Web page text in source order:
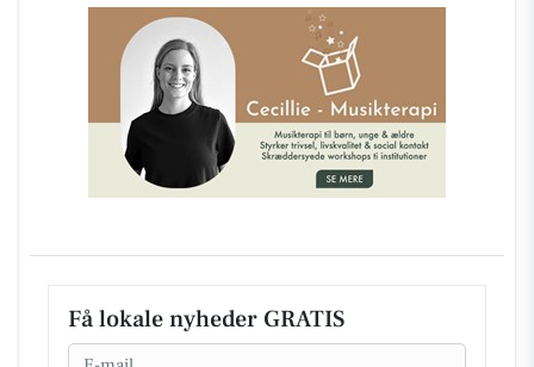
Få lokale nyheder GRATIS
Email